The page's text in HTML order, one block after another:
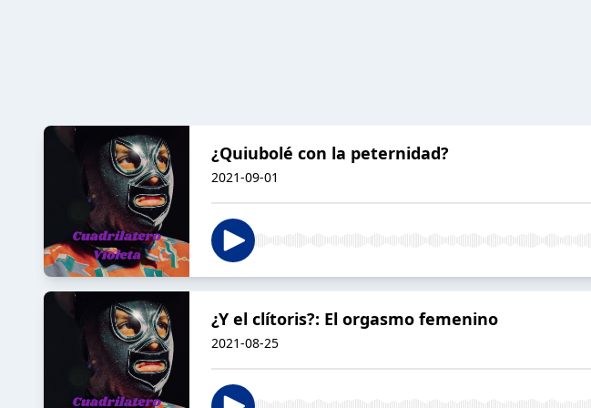
¿Quiubolé con la peternidad?
2021-09-01
¿Y el clítoris?: El orgasmo femenino
2021-08-25